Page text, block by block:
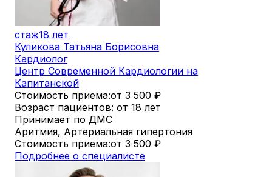
стаж18 лет
Куликова Татьяна Борисовна
Кардиолог
Центр Современной Кардиологии на
Капитанской
Стоимость приема:от 3 500 ₽
Возраст пациентов: от 18 лет
Принимает по ДМС
Аритмия, Артериальная гипертония
Стоимость приема:от 3 500 ₽
Подробнее о специалисте